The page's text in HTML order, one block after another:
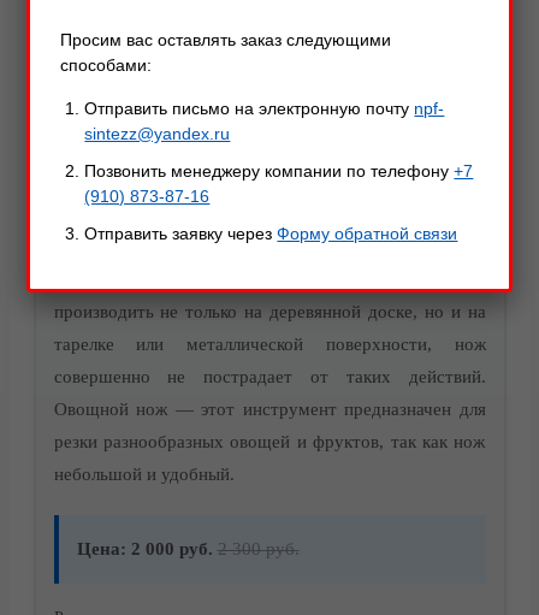
Акции
Описание товара
Цельнометаллический кухонный нож «Овощной - 2».
Протокол испытаний №467 от 13.04.2018
любите готовить! Данный нож не требователен к
производить не только на деревянной доске, но и на
тарелке или металлической поверхности, нож
совершенно не пострадает от таких действий.
Овощной нож — этот инструмент предназначен для
резки разнообразных овощей и фруктов, так как нож
небольшой и удобный.
Цена: 2 000 руб. 2 300 руб.
Просим вас оставлять заказ следующими
способами:
Отправить письмо на электронную почту npf-
sintezz@yandex.ru
Позвонить менеджеру компании по телефону+7
(910) 873-87-16
Отправить заявку черезФорму обратной связи